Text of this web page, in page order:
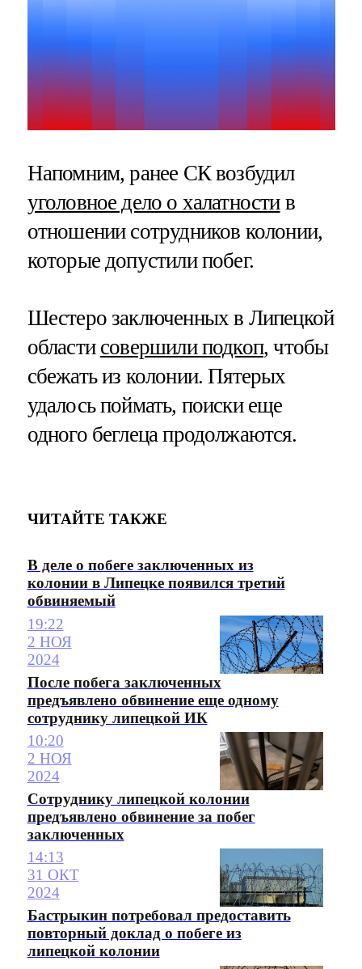
Напомним, ранее СК возбудил
уголовное дело о халатностив
отношении сотрудников колонии,
которые допустили побег.
Шестеро заключенных в Липецкой
области совершили подкоп, чтобы
сбежать из колонии. Пятерых
удалось поймать, поиски еще
одного беглеца продолжаются.
ЧИТАЙТЕ ТАКЖЕ
В деле о побеге заключенных из
колонии в Липецке появился третий
обвиняемый
19:22
2 НОЯ
2024
После побега заключенных
предъявлено обвинение еще одному
сотруднику липецкой ИК
10:20
2 НОЯ
2024
Сотруднику липецкой колонии
предъявлено обвинение за побег
заключенных
14:13
31 ОКТ
2024
Бастрыкин потребовал предоставить
повторный доклад о побеге из
липецкой колонии